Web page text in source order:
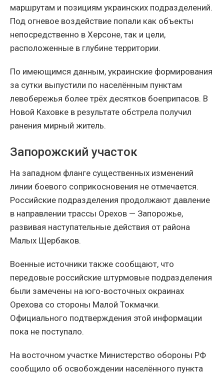
маршрутам и позициям украинских подразделений.
Под огневое воздействие попали как объекты
непосредственно в Херсоне, так и цели,
расположенные в глубине территории.
По имеющимся данным, украинские формирования
за сутки выпустили по населённым пунктам
левобережья более трёх десятков боеприпасов. В
Новой Каховке в результате обстрела получил
ранения мирный житель.
Запорожский участок
На западном фланге существенных изменений
линии боевого соприкосновения не отмечается.
Российские подразделения продолжают давление
в направлении трассы Орехов — Запорожье,
развивая наступательные действия от района
Малых Щербаков.
Военные источники также сообщают, что
передовые российские штурмовые подразделения
были замечены на юго-восточных окраинах
Орехова со стороны Малой Токмачки.
Официального подтверждения этой информации
пока не поступало.
На восточном участке Министерство обороны РФ
сообщило об освобождении населённого пункта